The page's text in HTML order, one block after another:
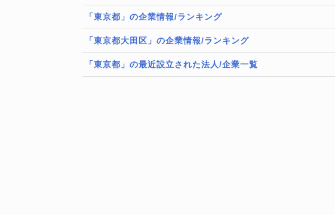
「東京都」の企業情報/ランキング
「東京都大田区」の企業情報/ランキング
「東京都」の最近設立された法人/企業一覧